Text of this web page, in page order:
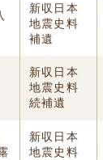
新収日本
地震史料
補遺
新収日本
地震史料
続補遺
新収日本
地震史料